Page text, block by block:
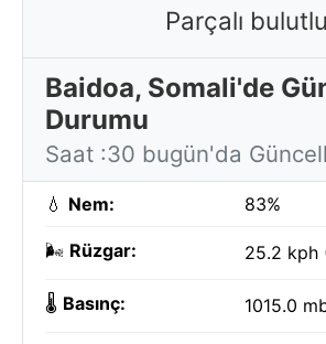
Parçalı bulutlu
Baidoa, Somali'de
Durumu
Saat :30 bugün'da
💧 Nem: 83%
🌬️ Rüzgar: 25.2 kph
🌡️ Basınç: 1015.0